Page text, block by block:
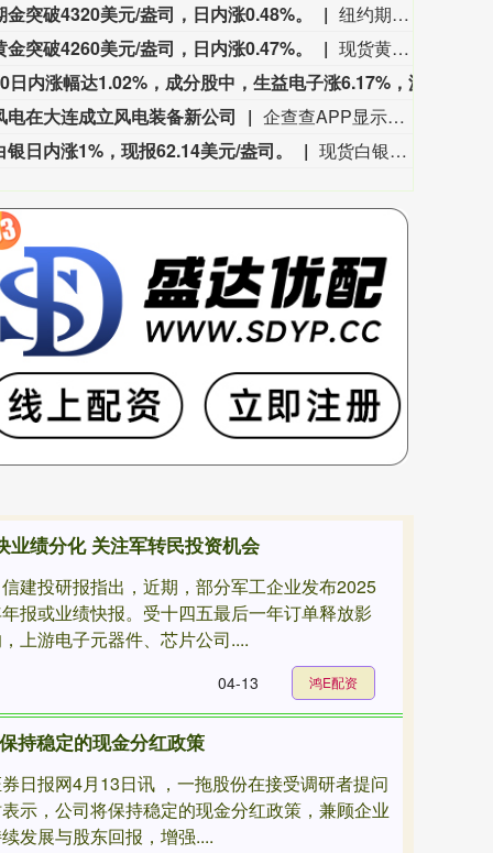
金突破4320美元/盎司，日内涨0.48%。
纽约期金突破4320美元/盎司，日内涨0.48%。
金突破4260美元/盎司，日内涨0.47%。
现货黄金突破4260美元/盎司，日内涨0.47%。
电在大连成立风电装备新公司
企查查APP显示，近日，上电（大连）风电装备有限公司成立，经营范围包含发电机及发电机组制造；海上风电相关装备销售；海上风电相关系统研发；风电场相关装备销售等。企查查股权穿透显示，该公司由电气风电(688660)全资持股。
银日内涨1%，现报62.14美元/盎司。
现货白银日内涨1%，现报62.14美元/盎司。
业绩分化 关注军转民投资机会
建投研报指出，近期，部分军工企业发布2025
报或业绩快报。受十四五最后一年订单释放影
上游电子元器件、芯片公司....
鸿E配资
04-13
持稳定的现金分红政策
日报网4月13日讯 ，一拖股份在接受调研者提问
示，公司将保持稳定的现金分红政策，兼顾企业
发展与股东回报，增强....